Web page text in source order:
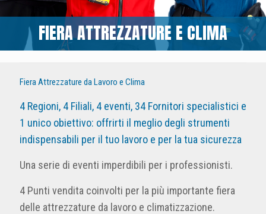
FIERA ATTREZZATURE E CLIMA
Fiera Attrezzature da Lavoro e Clima
4 Regioni, 4 Filiali, 4 eventi, 34 Fornitori specialistici e
1 unico obiettivo: offrirti il meglio degli strumenti
indispensabili per il tuo lavoro e per la tua sicurezza
Una serie di eventi imperdibili per i professionisti.
4 Punti vendita coinvolti per la più importante fiera
delle attrezzature da lavoro e climatizzazione.